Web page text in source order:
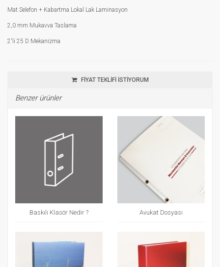
Mat Selefon + Kabartma Lokal Lak Laminasyon
2,0 mm Mukavva Taslama
2'li 25 D Mekanizma
FİYAT TEKLİFİ İSTİYORUM
Benzer ürünler
Baskılı Klasör Nedir ? Avukat Dosyası